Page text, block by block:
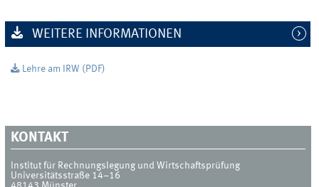
WEITERE INFORMATIONEN
Lehre am IRW (PDF)
KONTAKT
Institut für Rechnungslegung und Wirtschaftsprüfung
Universitätsstraße 14–16